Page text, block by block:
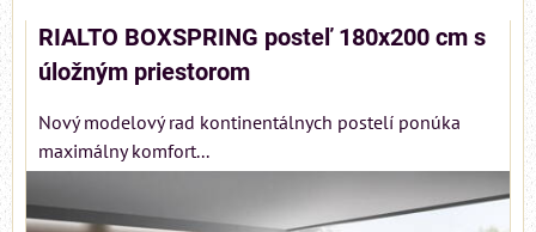
RIALTO BOXSPRING posteľ 180x200 cm s
úložným priestorom
Nový modelový rad kontinentálnych postelí ponúka
maximálny komfort...